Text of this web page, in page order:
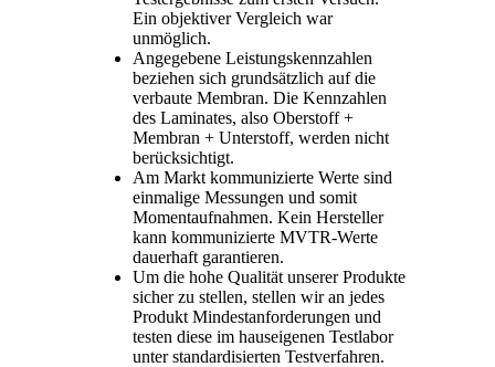
Ein objektiver Vergleich war
unmöglich.
Angegebene Leistungskennzahlen
beziehen sich grundsätzlich auf die
verbaute Membran. Die Kennzahlen
des Laminates, also Oberstoff +
Membran + Unterstoff, werden nicht
berücksichtigt.
Am Markt kommunizierte Werte sind
einmalige Messungen und somit
Momentaufnahmen. Kein Hersteller
kann kommunizierte MVTR-Werte
dauerhaft garantieren.
Um die hohe Qualität unserer Produkte
sicher zu stellen, stellen wir an jedes
Produkt Mindestanforderungen und
testen diese im hauseigenen Testlabor
unter standardisierten Testverfahren.